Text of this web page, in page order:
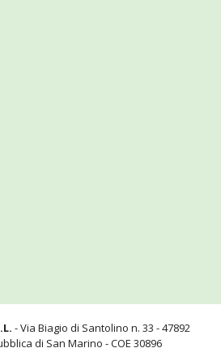
- Via Biagio di Santolino n. 33 - 47892
di San Marino - COE 30896